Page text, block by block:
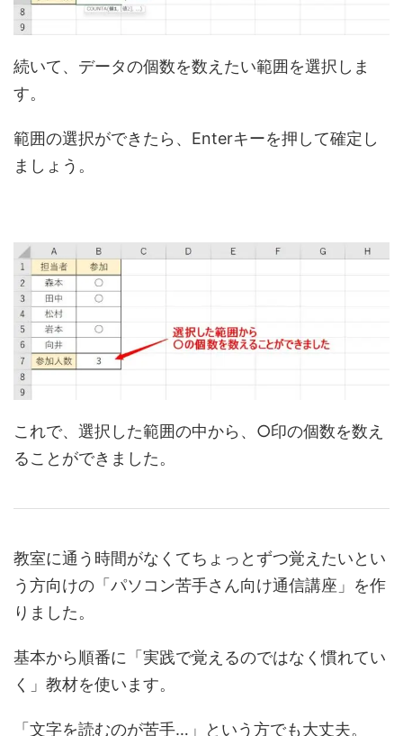
続いて、データの個数を数えたい範囲を選択しま
す。
範囲の選択ができたら、Enterキーを押して確定し
ましょう。
これで、選択した範囲の中から、○印の個数を数え
ることができました。
教室に通う時間がなくてちょっとずつ覚えたいとい
う方向けの「パソコン苦手さん向け通信講座」を作
りました。
基本から順番に「実践で覚えるのではなく慣れてい
く」教材を使います。
「文字を読むのが苦手…」という方でも大丈夫。